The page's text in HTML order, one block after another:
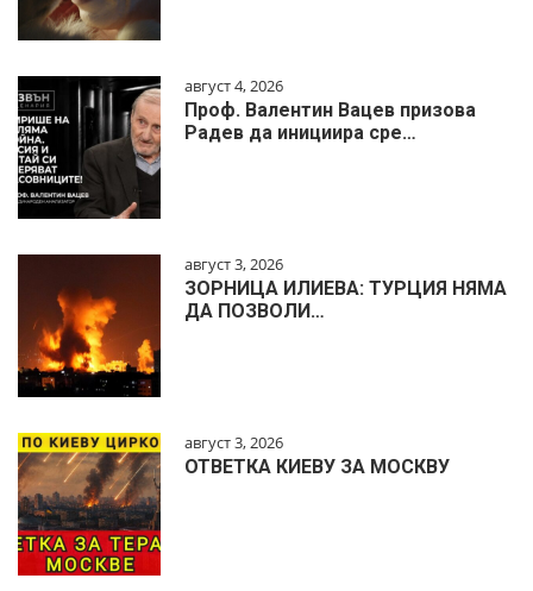
август 4, 2026
Проф. Валентин Вацев призова
Радев да инициира сре…
август 3, 2026
ЗОРНИЦА ИЛИЕВА: ТУРЦИЯ НЯМА
ДА ПОЗВОЛИ…
август 3, 2026
ОТВЕТКА КИЕВУ ЗА МОСКВУ